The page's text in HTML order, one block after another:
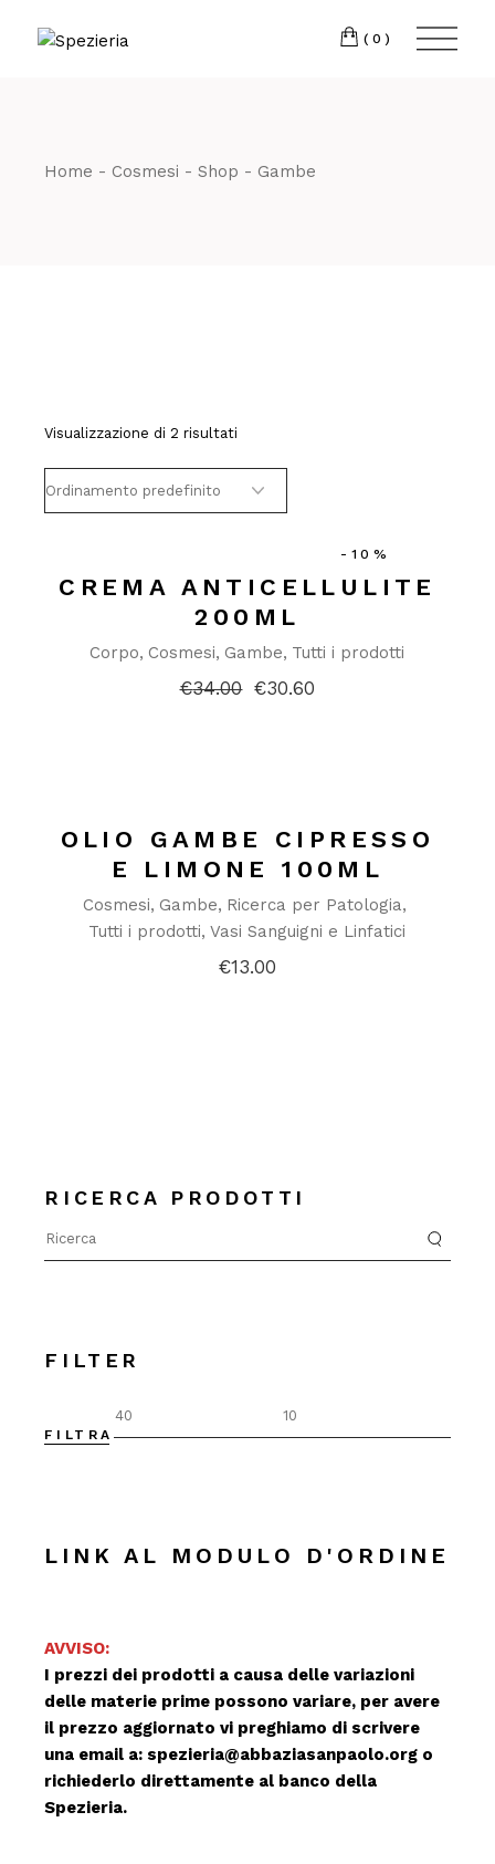
(0)
Home Cosmesi Shop Gambe
Visualizzazione di 2 risultati
-10%
CREMA ANTICELLULITE
200ML
Corpo Cosmesi Gambe Tutti i prodotti
€34.00 Il€30.60
Il
OLIO GAMBE CIPRESSO
E LIMONE 100ML
Cosmesi Gambe Ricerca per Patologia
Tutti i prodotti Vasi Sanguigni e Linfatici
€13.00
RICERCA PRODOTTI
for:
FILTER
FILTRA
LINK AL MODULO D'ORDINE
AVVISO:
I prezzi dei prodotti a causa delle variazioni
delle materie prime possono variare, per avere
il prezzo aggiornato vi preghiamo di scrivere
una email a: spezieria@abbaziasanpaolo.org o
richiederlo direttamente al banco della
Spezieria.
Telefono